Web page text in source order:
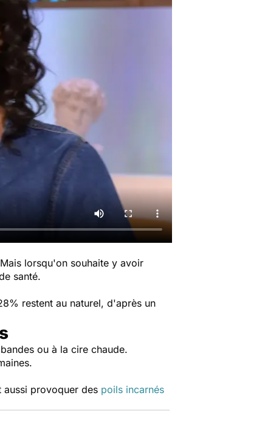
lorsqu'on souhaite y avoir
santé.
restent au naturel, d'après un
ou à la cire chaude.
aussi provoquer des poils incarnés